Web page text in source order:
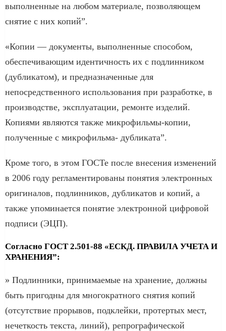
выполненные на любом материале, позволяющем
снятие с них копий”.
«Копии — документы, выполненные способом,
обеспечивающим идентичность их с подлинником
(дубликатом), и предназначенные для
непосредственного использования при разработке, в
производстве, эксплуатации, ремонте изделий.
Копиями являются также микрофильмы-копии,
полученные с микрофильма- дубликата”.
Кроме того, в этом ГОСТе после внесения изменений
в 2006 году регламентированы понятия электронных
оригиналов, подлинников, дубликатов и копий, а
также упоминается понятие электронной цифровой
подписи (ЭЦП).
Согласно ГОСТ 2.501-88 «ЕСКД. ПРАВИЛА УЧЕТА И
ХРАНЕНИЯ”:
» Подлинники, принимаемые на хранение, должны
быть пригодны для многократного снятия копий
(отсутствие прорывов, подклейки, протертых мест,
нечеткость текста, линий), репрографической